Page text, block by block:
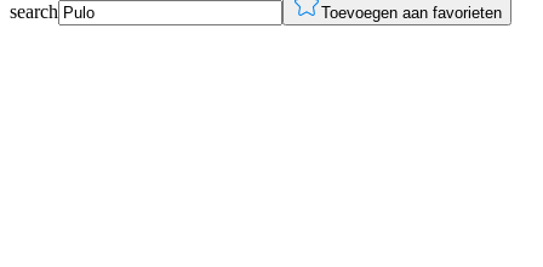
search Toevoegen aan favorieten